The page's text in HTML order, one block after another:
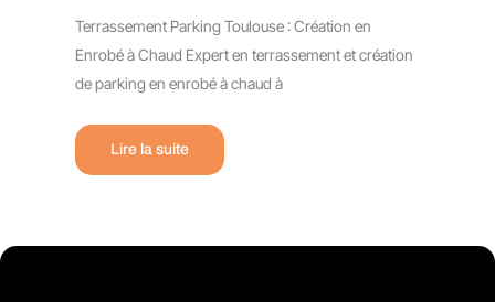
Terrassement Parking Toulouse : Création en
Enrobé à Chaud Expert en terrassement et création
de parking en enrobé à chaud à
Lire la suite